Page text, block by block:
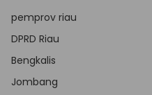
pemprov riau
DPRD Riau
Bengkalis
Jombang